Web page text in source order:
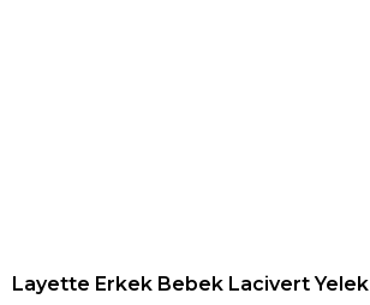
Layette Erkek Bebek Lacivert Yelek